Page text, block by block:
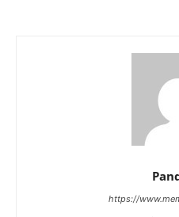
https://